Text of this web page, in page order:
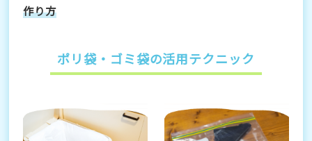
作り方
ポリ袋・ゴミ袋の活用テクニック